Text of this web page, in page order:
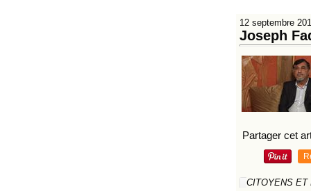
12 septembre
Joseph
Partager cet
CITOYENS ET